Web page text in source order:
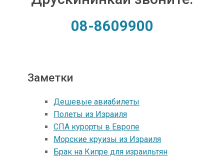
08-8609900
Заметки
Дешевые авиабилеты
Полеты из Израиля
СПА курорты в Европе
Морские круизы из Израиля
Брак на Кипре для израильтян